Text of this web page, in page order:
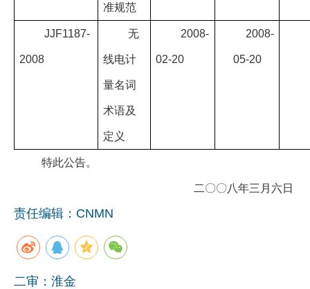
准规范
JJF1187-
2008
无
线电计
量名词
术语及
定义
2008-
02-20
2008-
05-20
特此公告。
二〇〇八年三月六日
责任编辑：CNMN
二审：淮金